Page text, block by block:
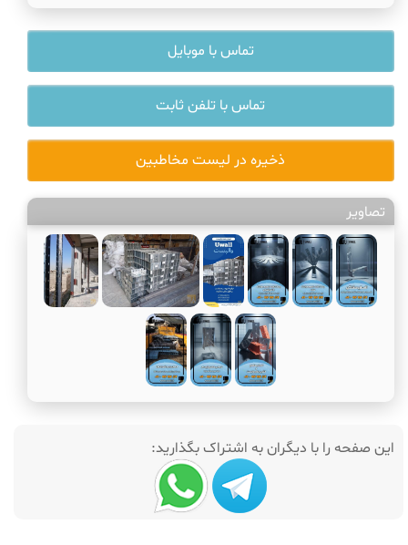
تماس با موبایل
تماس با تلفن ثابت
ذخیره در لیست مخاطبین
تصاویر
این صفحه را با دیگران به اشتراک بگذارید: